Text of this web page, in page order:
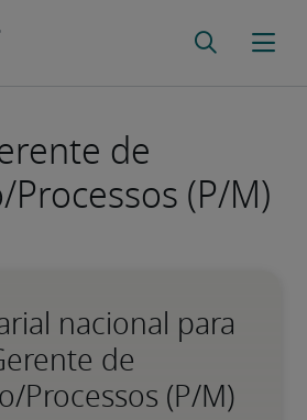
de
(P/M)
nacional para
de
Processos (P/M)